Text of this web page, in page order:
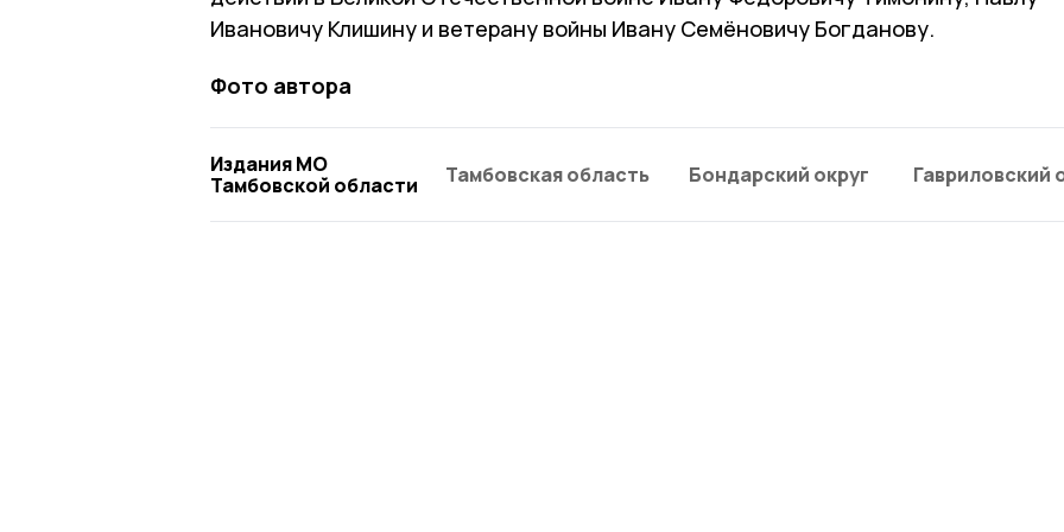
Ивановичу Клишину и ветерану войны Ивану Семёновичу Богданову.
Фото автора
Издания МО
Тамбовской области
Тамбовская область Бондарский округ Гавриловский